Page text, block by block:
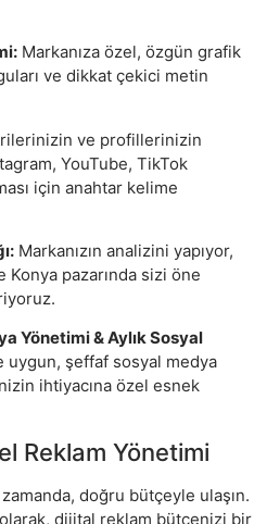
Markanıza özel, özgün grafik
ve dikkat çekici metin
ve profillerinizin
YouTube, TikTok
için anahtar kelime
Markanızın analizini yapıyor,
pazarında sizi öne
Yönetimi & Aylık Sosyal
uygun, şeffaf sosyal medya
ihtiyacına özel esnek
Reklam Yönetimi
doğru bütçeyle ulaşın.
olarak, dijital reklam bütçenizi bir